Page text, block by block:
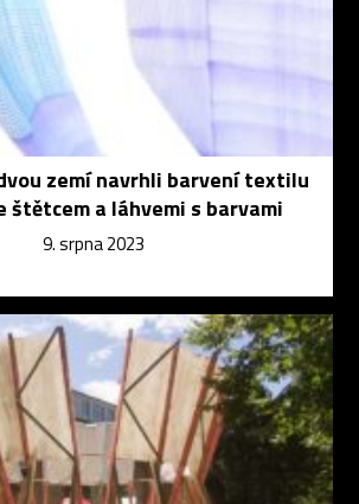
zemí navrhli barvení textilu
štětcem a láhvemi s barvami
9. srpna 2023